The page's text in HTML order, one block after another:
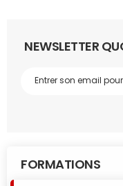
NEWSLETTER
FORMATIONS